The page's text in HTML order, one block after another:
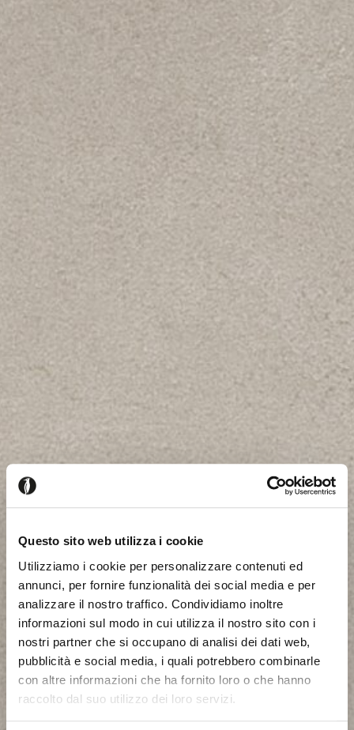
Questo sito web utilizza i cookie
Utilizziamo i cookie per personalizzare contenuti ed
annunci, per fornire funzionalità dei social media e per
analizzare il nostro traffico. Condividiamo inoltre
informazioni sul modo in cui utilizza il nostro sito con i
nostri partner che si occupano di analisi dei dati web,
pubblicità e social media, i quali potrebbero combinarle
con altre informazioni che ha fornito loro o che hanno
raccolto dal suo utilizzo dei loro servizi.
Parece que estás navegando Cerrar